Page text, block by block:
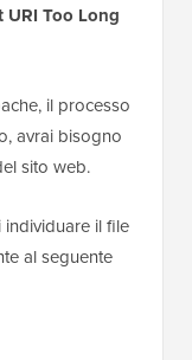
URI Too Long
il processo
avrai bisogno
sito web.
il file
al seguente